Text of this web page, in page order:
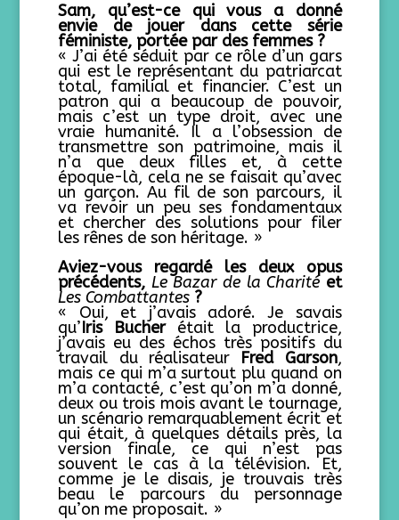
Sam, qu’est-ce qui vous a donné
envie de jouer dans cette série
féministe, portée par des femmes ?
« J’ai été séduit par ce rôle d’un gars
qui est le représentant du patriarcat
total, familial et financier. C’est un
patron qui a beaucoup de pouvoir,
mais c’est un type droit, avec une
vraie humanité. Il a l’obsession de
transmettre son patrimoine, mais il
n’a que deux filles et, à cette
époque-là, cela ne se faisait qu’avec
un garçon. Au fil de son parcours, il
va revoir un peu ses fondamentaux
et chercher des solutions pour filer
les rênes de son héritage. »
Aviez-vous regardé les deux opus
précédents, Le Bazar de la Charitéet
Les Combattantes ?
« Oui, et j’avais adoré. Je savais
qu’Iris Bucherétait la productrice,
j’avais eu des échos très positifs du
travail du réalisateur Fred Garson,
mais ce qui m’a surtout plu quand on
m’a contacté, c’est qu’on m’a donné,
deux ou trois mois avant le tournage,
un scénario remarquablement écrit et
qui était, à quelques détails près, la
version finale, ce qui n’est pas
souvent le cas à la télévision. Et,
comme je le disais, je trouvais très
beau le parcours du personnage
qu’on me proposait. »